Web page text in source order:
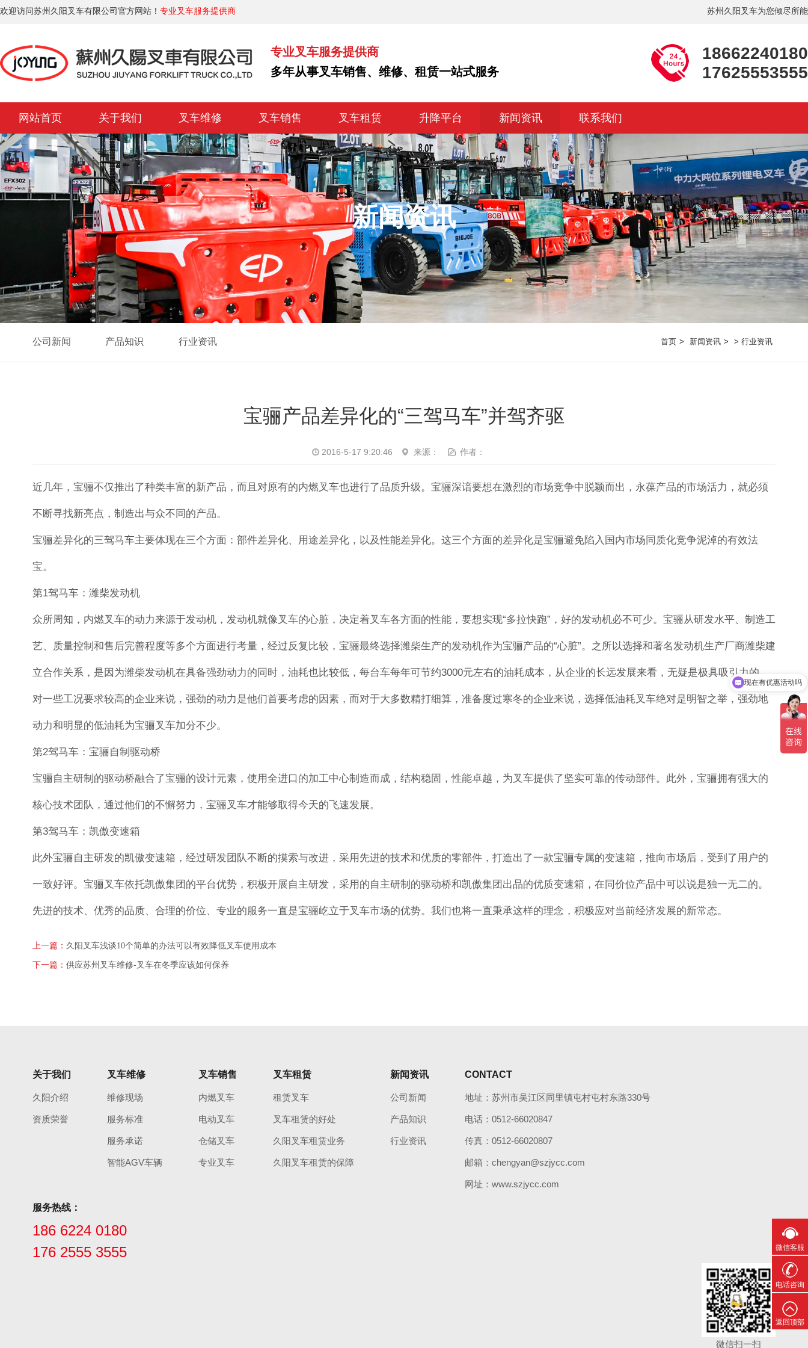
欢迎访问苏州久阳叉车有限公司官方网站！ 专业叉车服务提供商 苏州久阳叉车为您倾尽所能
专业叉车服务提供商
多年从事叉车销售、维修、租赁一站式服务
18662240180
17625553555
网站首页 关于我们 叉车维修 叉车销售 叉车租赁 升降平台 新闻资讯 联系我们
新闻资讯
公司新闻 产品知识 行业资讯 首页 新闻资讯 >行业资讯
宝骊产品差异化的“三驾马车”并驾齐驱
2016-5-17 9:20:46 来源： 作者：
近几年，宝骊不仅推出了种类丰富的新产品，而且对原有的内燃叉车也进行了品质升级。宝骊深谙要想在激烈的市场竞争中脱颖而出，永葆产品的市场活力，就必须
不断寻找新亮点，制造出与众不同的产品。
宝骊差异化的三驾马车主要体现在三个方面：部件差异化、用途差异化，以及性能差异化。这三个方面的差异化是宝骊避免陷入国内市场同质化竞争泥淖的有效法
宝。
第1驾马车：潍柴发动机
众所周知，内燃叉车的动力来源于发动机，发动机就像叉车的心脏，决定着叉车各方面的性能，要想实现“多拉快跑”，好的发动机必不可少。宝骊从研发水平、制造工
艺、质量控制和售后完善程度等多个方面进行考量，经过反复比较，宝骊最终选择潍柴生产的发动机作为宝骊产品的“心脏”。之所以选择和著名发动机生产厂商潍柴建
立合作关系，是因为潍柴发动机在具备强劲动力的同时，油耗也比较低，每台车每年可节约3000元左右的油耗成本，从企业的长远发展来看，无疑是极具吸引力的。
对一些工况要求较高的企业来说，强劲的动力是他们首要考虑的因素，而对于大多数精打细算，准备度过寒冬的企业来说，选择低油耗叉车绝对是明智之举，强劲地
动力和明显的低油耗为宝骊叉车加分不少。
第2驾马车：宝骊自制驱动桥
宝骊自主研制的驱动桥融合了宝骊的设计元素，使用全进口的加工中心制造而成，结构稳固，性能卓越，为叉车提供了坚实可靠的传动部件。此外，宝骊拥有强大的
核心技术团队，通过他们的不懈努力，宝骊叉车才能够取得今天的飞速发展。
第3驾马车：凯傲变速箱
此外宝骊自主研发的凯傲变速箱，经过研发团队不断的摸索与改进，采用先进的技术和优质的零部件，打造出了一款宝骊专属的变速箱，推向市场后，受到了用户的
一致好评。宝骊叉车依托凯傲集团的平台优势，积极开展自主研发，采用的自主研制的驱动桥和凯傲集团出品的优质变速箱，在同价位产品中可以说是独一无二的。
先进的技术、优秀的品质、合理的价位、专业的服务一直是宝骊屹立于叉车市场的优势。我们也将一直秉承这样的理念，积极应对当前经济发展的新常态。
上一篇： 久阳叉车浅谈10个简单的办法可以有效降低叉车使用成本
下一篇： 供应苏州叉车维修-叉车在冬季应该如何保养
关于我们
久阳介绍
资质荣誉
叉车维修
维修现场
服务标准
服务承诺
智能AGV车辆
叉车销售
内燃叉车
电动叉车
仓储叉车
专业叉车
叉车租赁
租赁叉车
叉车租赁的好处
久阳叉车租赁业务
久阳叉车租赁的保障
新闻资讯
公司新闻
产品知识
行业资讯
CONTACT
地址：苏州市吴江区同里镇屯村屯村东路330号
电话：0512-66020847
传真：0512-66020807
邮箱：chengyan@szjycc.com
网址：www.szjycc.com
服务热线：
186 6224 0180
176 2555 3555
微信扫一扫
微信客服
电话咨询
返回顶部
现在有优惠活动吗